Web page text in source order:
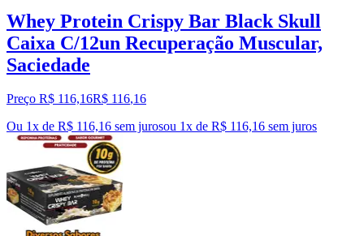
Whey Protein Crispy Bar Black Skull
Caixa C/12un Recuperação Muscular,
Saciedade
Preço R$ 116,16R$ 116,16
Ou 1x de R$ 116,16 sem jurosou 1x de R$ 116,16 sem juros